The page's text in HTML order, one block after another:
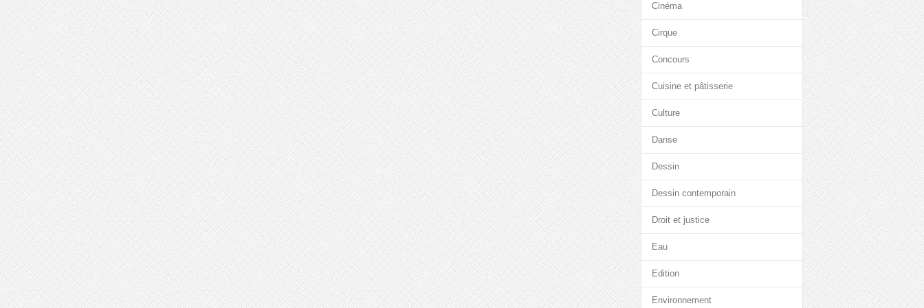
Cinéma
Cirque
Concours
Cuisine et pâtisserie
Culture
Danse
Dessin
Dessin contemporain
Droit et justice
Eau
Edition
Environnement